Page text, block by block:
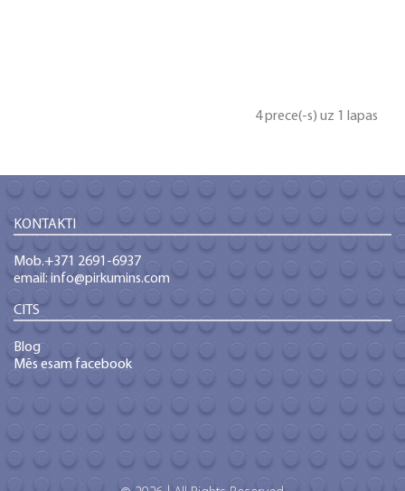
4 prece(-s) uz 1 lapas
KONTAKTI
Mob.+371 2691-6937
email: info@pirkumins.com
CITS
Blog
Mēs esam facebook